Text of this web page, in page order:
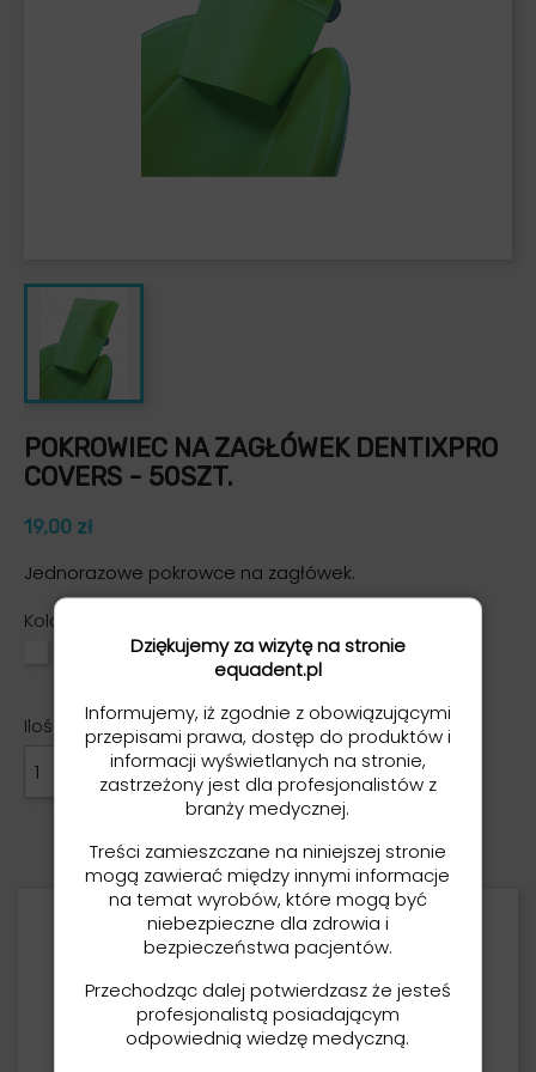
POKROWIEC NA ZAGŁÓWEK DENTIXPRO
COVERS - 50SZT.
19,00 zł
Jednorazowe pokrowce na zagłówek.
Kolor
CzarnyNiebieskiZielonyFioletowy
Ilość
 DODAJ DO KOSZYKA
Jednorazowe pokrowce na zagłówek.
Wyprodukowane z bibuły
wzmocnionej folią PE.
Dziękujemy za wizytę na stronie
equadent.pl
Informujemy, iż zgodnie z obowiązującymi
przepisami prawa, dostęp do produktów i
informacji wyświetlanych na stronie,
zastrzeżony jest dla profesjonalistów z
branży medycznej.
Treści zamieszczane na niniejszej stronie
mogą zawierać między innymi informacje
na temat wyrobów, które mogą być
niebezpieczne dla zdrowia i
bezpieczeństwa pacjentów.
Przechodząc dalej potwierdzasz że jesteś
profesjonalistą posiadającym
odpowiednią wiedzę medyczną.